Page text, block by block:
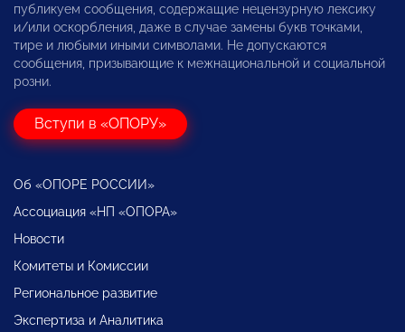
публикуем сообщения, содержащие нецензурную лексику
и/или оскорбления, даже в случае замены букв точками,
тире и любыми иными символами. Не допускаются
сообщения, призывающие к межнациональной и социальной
розни.
Вступи в «ОПОРУ»
Об «ОПОРЕ РОССИИ»
Ассоциация «НП «ОПОРА»
Новости
Комитеты и Комиссии
Региональное развитие
Экспертиза и Аналитика